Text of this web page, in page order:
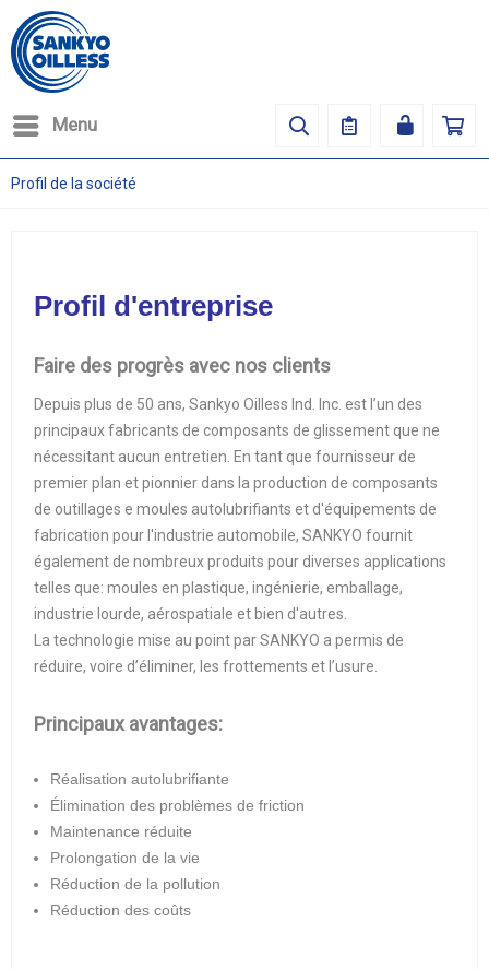
Menu
Profil de la société
Profil d'entreprise
Faire des progrès avec nos clients
Depuis plus de 50 ans, Sankyo Oilless Ind. Inc. est l’un des
principaux fabricants de composants de glissement que ne
nécessitant aucun entretien. En tant que fournisseur de
premier plan et pionnier dans la production de composants
de outillages e moules autolubrifiants et d'équipements de
fabrication pour l'industrie automobile, SANKYO fournit
également de nombreux produits pour diverses applications
telles que: moules en plastique, ingénierie, emballage,
industrie lourde, aérospatiale et bien d'autres.
La technologie mise au point par SANKYO a permis de
réduire, voire d’éliminer, les frottements et l’usure.
Principaux avantages:
Réalisation autolubrifiante
Élimination des problèmes de friction
Maintenance réduite
Prolongation de la vie
Réduction de la pollution
Réduction des coûts